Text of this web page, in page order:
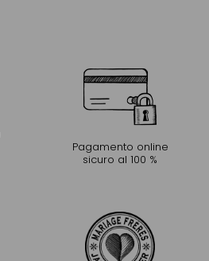
Pagamento online
sicuro al 100 %